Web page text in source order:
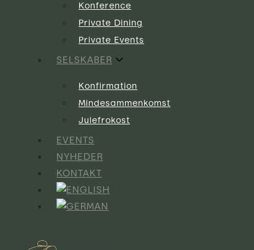
Konference
Private Dining
Private Events
SELSKABER
Konfirmation
Mindesammenkomst
Julefrokost
EVENTS
NYHEDER
KONTAKT